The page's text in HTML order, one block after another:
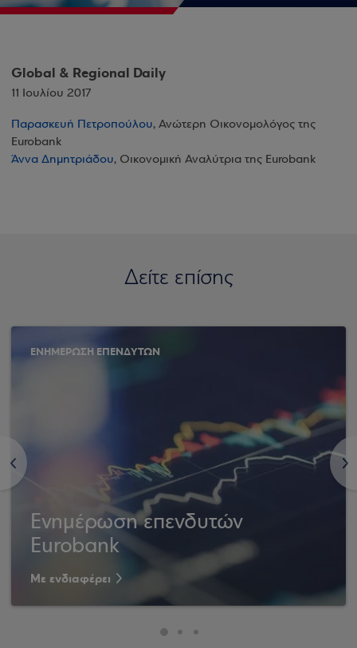
Global & Regional Daily
11 Ιουλίου 2017
Παρασκευή Πετροπούλου, Ανώτερη Οικονομολόγος της
Eurobank
Άννα Δημητριάδου, Οικονομική Αναλύτρια της Eurobank
Δείτε επίσης
<
ΕΝΗΜΕΡΩΣΗ ΕΠΕΝΔΥΤΩΝ
Ενημέρωση επενδυτών
Eurobank
Με ενδιαφέρει
>